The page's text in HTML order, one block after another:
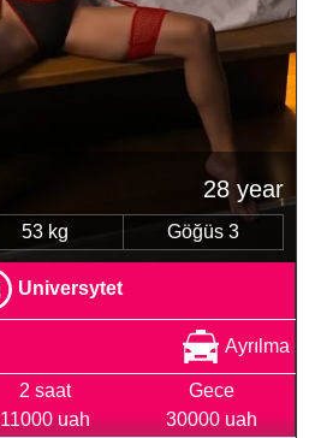
28 year
53 kg Göğüs 3
Universytet
Ayrılma
2 saat
11000 uah
Gece
30000 uah